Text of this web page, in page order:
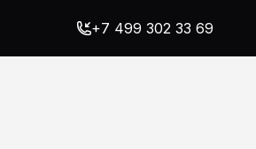
+7 499 302 33 69